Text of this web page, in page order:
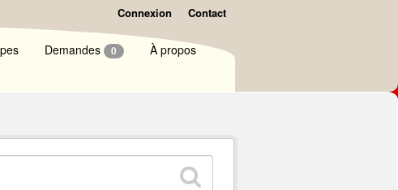
Connexion Contact
Demandes 0 À propos